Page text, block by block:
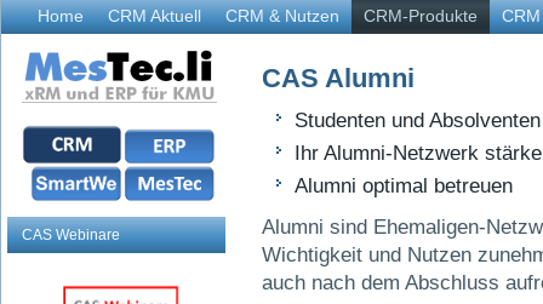
Home CRM Aktuell CRM & Nutzen CRM-Produkte
CAS Webinare
CAS Alumni
Studenten und
Ihr Alumni-Netzwerk
Alumni optimal betreuen
Alumni sind Ehemaligen-
Wichtigkeit und Nutzen
auch nach dem Abschluss